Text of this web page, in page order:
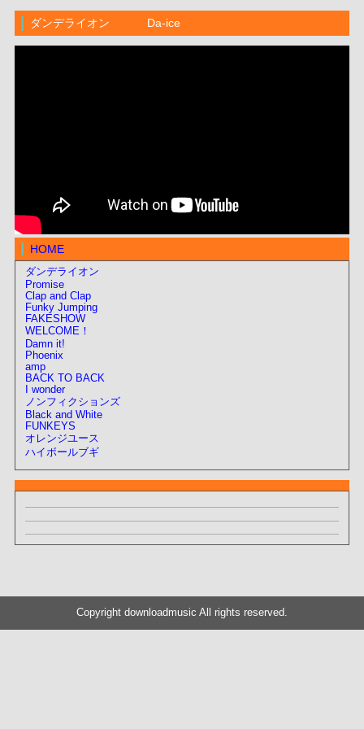
ダンデライオン Da-ice
HOME
ダンデライオン
Promise
Clap and Clap
Funky Jumping
FAKESHOW
WELCOME！
Damn it!
Phoenix
amp
BACK TO BACK
I wonder
ノンフィクションズ
Black and White
FUNKEYS
オレンジユース
ハイボールブギ
Copyright downloadmusic All rights reserved.